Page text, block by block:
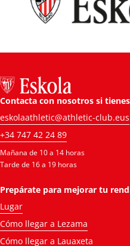
Contacta con nosotros si
eskolaathletic@athletic-club.eus
+34 747 42 24 89
Mañana de 10 a 14 horas
Tarde de 16 a 19 horas
Prepárate para mejorar tu
Lugar
Cómo llegar a Lezama
Cómo llegar a Lauaxeta